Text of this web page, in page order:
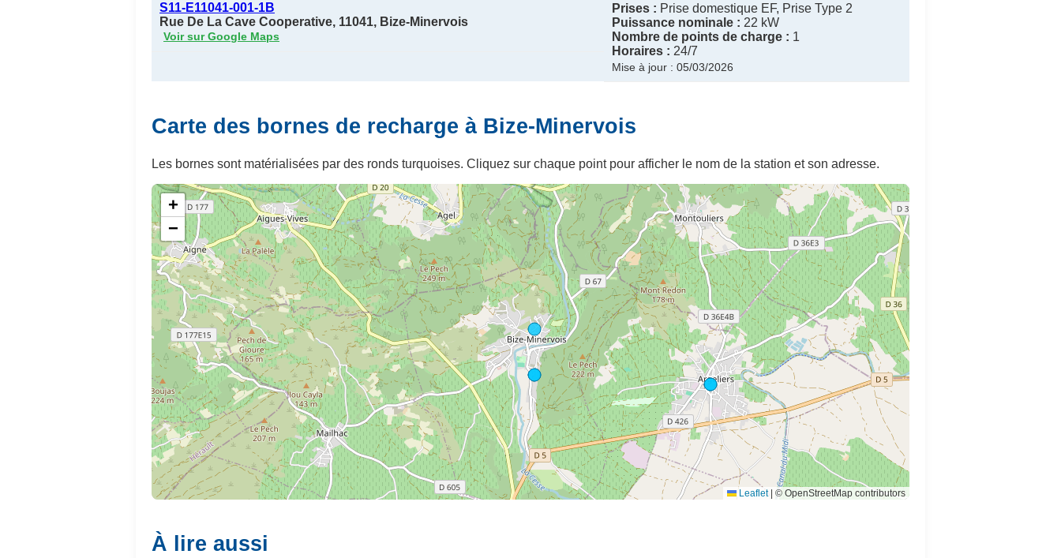
S11-E11041-001-1B
Rue De La Cave Cooperative, 11041, Bize-Minervois
Voir sur Google Maps
Prises : Prise domestique EF, Prise Type 2
Puissance nominale : 22 kW
Nombre de points de charge : 1
Horaires : 24/7
Mise à jour : 05/03/2026
Carte des bornes de recharge à Bize-Minervois
Les bornes sont matérialisées par des ronds turquoises. Cliquez sur chaque point pour afficher le nom de la station et son adresse.
+
−
Leaflet | © OpenStreetMap contributors
À lire aussi